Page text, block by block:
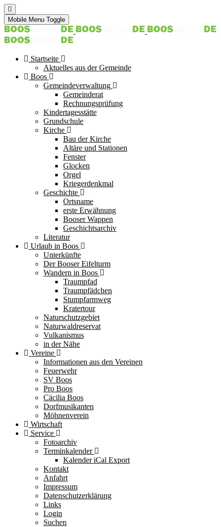
Mobile Menu Toggle
Startseite
Aktuelles aus der Gemeinde
Boos
Gemeindeverwaltung
Gemeinderat
Rechnungsprüfung
Kindertagesstätte
Grundschule
Kirche
Bau der Kirche
Altäre und Stationen
Fenster
Glocken
Orgel
Kriegerdenkmal
Geschichte
Ortsname
erste Erwähnung
Booser Wappen
Geschichtsarchiv
Literatur
Urlaub in Boos
Unterkünfte
Der Booser Eifelturm
Wandern in Boos
Traumpfad
Traumpfädchen
Stumpfarmweg
Kratertour
Naturschutzgebiet
Naturwaldreservat
Vulkanismus
in der Nähe
Vereine
Informationen aus den Vereinen
Feuerwehr
SV Boos
Pro Boos
Cäcilia Boos
Dorfmusikanten
Möhnenverein
Wirtschaft
Service
Fotoarchiv
Terminkalender
Kalender iCal Export
Kontakt
Anfahrt
Impressum
Datenschutzerklärung
Links
Login
Suchen